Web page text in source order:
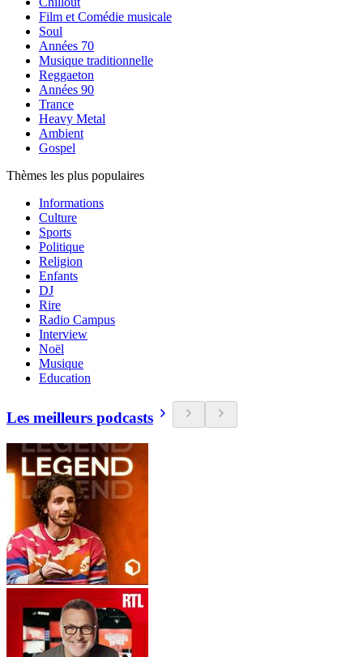
Film et Comédie musicale
Soul
Années 70
Musique traditionnelle
Reggaeton
Années 90
Trance
Heavy Metal
Ambient
Gospel
Thèmes les plus populaires
Informations
Culture
Sports
Politique
Religion
Enfants
DJ
Rire
Radio Campus
Interview
Noël
Musique
Education
Les meilleurs podcasts